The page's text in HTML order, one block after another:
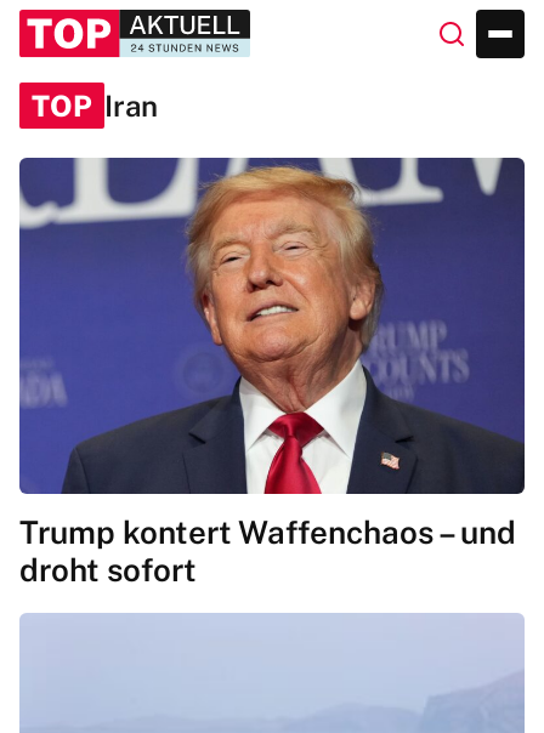
TOP Iran
Trump kontert Waffenchaos – und
droht sofort